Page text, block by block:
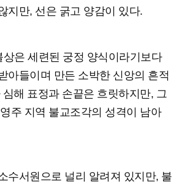
지만, 선은 굵고 양감이 있다.
은 세련된 궁정 양식이라기보다
아들이며 만든 소박한 신앙의 흔적
해 표정과 손끝은 흐릿하지만, 그
주 지역 불교조각의 성격이 남아
수서원으로 널리 알려져 있지만, 불